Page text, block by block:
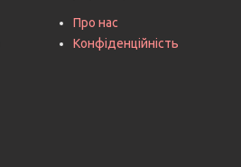
Про нас
Конфіденційність